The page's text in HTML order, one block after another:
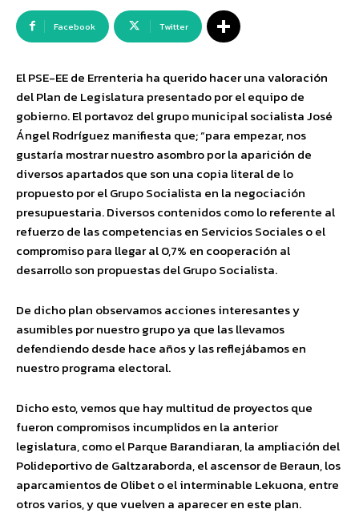
Facebook Twitter
El PSE-EE de Errenteria ha querido hacer una valoración
del Plan de Legislatura presentado por el equipo de
gobierno. El portavoz del grupo municipal socialista José
Ángel Rodríguez manifiesta que; “para empezar, nos
gustaría mostrar nuestro asombro por la aparición de
diversos apartados que son una copia literal de lo
propuesto por el Grupo Socialista en la negociación
presupuestaria. Diversos contenidos como lo referente al
refuerzo de las competencias en Servicios Sociales o el
compromiso para llegar al 0,7% en cooperación al
desarrollo son propuestas del Grupo Socialista.
De dicho plan observamos acciones interesantes y
asumibles por nuestro grupo ya que las llevamos
defendiendo desde hace años y las reflejábamos en
nuestro programa electoral.
Dicho esto, vemos que hay multitud de proyectos que
fueron compromisos incumplidos en la anterior
legislatura, como el Parque Barandiaran, la ampliación del
Polideportivo de Galtzaraborda, el ascensor de Beraun, los
aparcamientos de Olibet o el interminable Lekuona, entre
otros varios, y que vuelven a aparecer en este plan.